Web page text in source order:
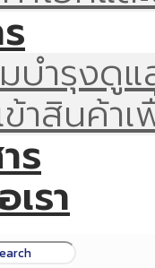
บำรุงดู
ข้าสินค้า
ร
รา